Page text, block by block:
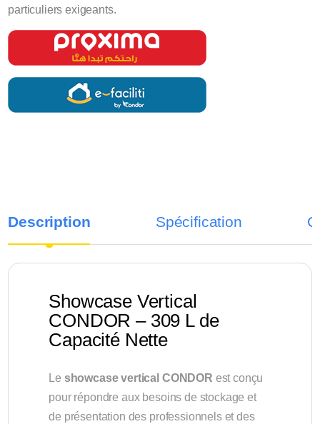
particuliers exigeants.
Description Spécification
Showcase Vertical
CONDOR – 309 L de
Capacité Nette
Le showcase vertical CONDOR est conçu
pour répondre aux besoins de stockage et
de présentation des professionnels et des